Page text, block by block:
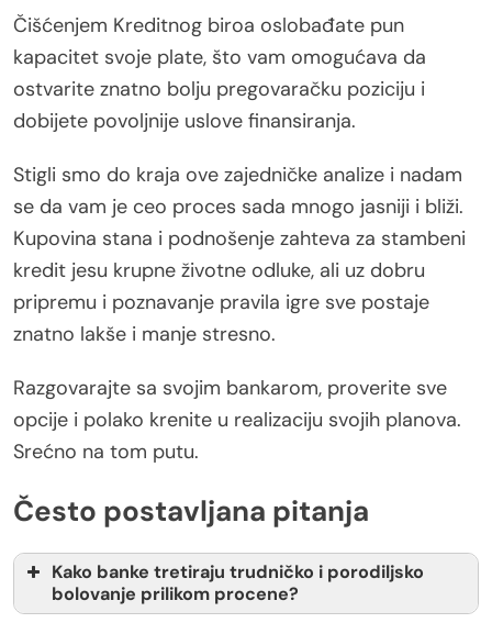
Čišćenjem Kreditnog biroa oslobađate pun
kapacitet svoje plate, što vam omogućava da
ostvarite znatno bolju pregovaračku poziciju i
dobijete povoljnije uslove finansiranja.
Stigli smo do kraja ove zajedničke analize i nadam
se da vam je ceo proces sada mnogo jasniji i bliži.
Kupovina stana i podnošenje zahteva za stambeni
kredit jesu krupne životne odluke, ali uz dobru
pripremu i poznavanje pravila igre sve postaje
znatno lakše i manje stresno.
Razgovarajte sa svojim bankarom, proverite sve
opcije i polako krenite u realizaciju svojih planova.
Srećno na tom putu.
Često postavljana pitanja
Kako banke tretiraju trudničko i porodiljsko
bolovanje prilikom procene?